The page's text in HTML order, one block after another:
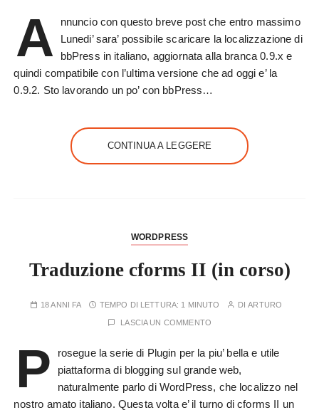
A
nnuncio con questo breve post che entro massimo
Lunedi’ sara’ possibile scaricare la localizzazione di
bbPress in italiano, aggiornata alla branca 0.9.x e
quindi compatibile con l’ultima versione che ad oggi e’ la
0.9.2. Sto lavorando un po’ con bbPress…
CONTINUA A LEGGERE
WORDPRESS
Traduzione cforms II (in corso)
18 ANNI FA TEMPO DI LETTURA: 1 MINUTO DIARTURO
LASCIA UN COMMENTO
P
rosegue la serie di Plugin per la piu’ bella e utile
piattaforma di blogging sul grande web,
naturalmente parlo di WordPress, che localizzo nel
nostro amato italiano. Questa volta e’ il turno di cforms II un